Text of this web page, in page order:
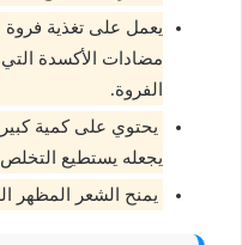
يعمل على تغذية فروة
مضادات الأكسدة
الفروة.
يحتوي على كمية
يجعله يستطيع التخلص
يمنح الشعر المظهر